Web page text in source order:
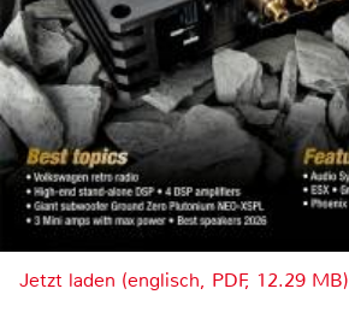
Jetzt laden (englisch, PDF, 12.29 MB)